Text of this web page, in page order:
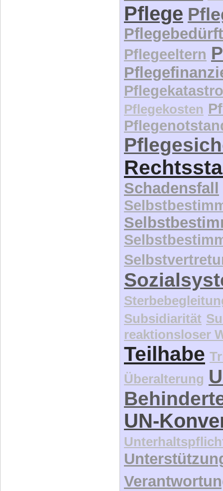
Assistenz
Pflege
Pflegeeltern
Pflegekosten
Schadensfall
Subsidiarität
reaktionsloser
Teilhabe
Überalterung
UN-